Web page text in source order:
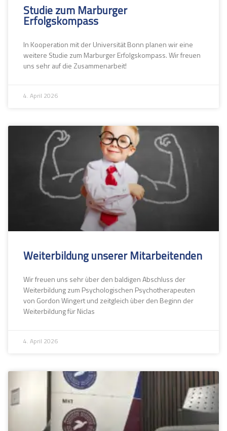
Studie zum Marburger
Erfolgskompass
In Kooperation mit der Universität Bonn planen wir eine
weitere Studie zum Marburger Erfolgskompass. Wir freuen
uns sehr auf die Zusammenarbeit!
4. April 2026
Weiterbildung unserer Mitarbeitenden
Wir freuen uns sehr über den baldigen Abschluss der
Weiterbildung zum Psychologischen Psychotherapeuten
von Gordon Wingert und zeitgleich über den Beginn der
Weiterbildung für Niclas
4. April 2026